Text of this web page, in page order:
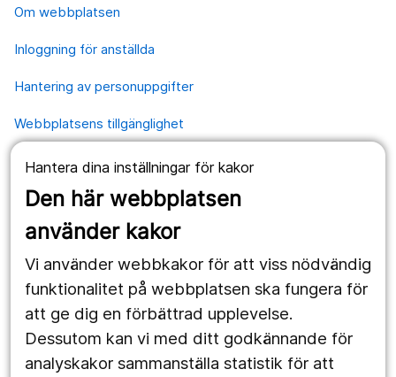
Hantera dina inställningar för kakor
Den här webbplatsen
använder kakor
Vi använder webbkakor för att viss nödvändig
funktionalitet på webbplatsen ska fungera för
att ge dig en förbättrad upplevelse.
Dessutom kan vi med ditt godkännande för
analyskakor sammanställa statistik för att
Om webbplatsen
Inloggning för anställda
Hantering av personuppgifter
Webbplatsens tillgänglighet
Våra webbplatser
1177.se
Region Örebro län
Följ oss